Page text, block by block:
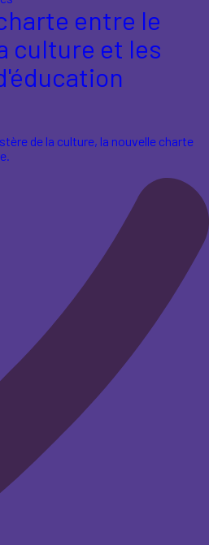
entre le
culture et les
de la culture, la nouvelle charte